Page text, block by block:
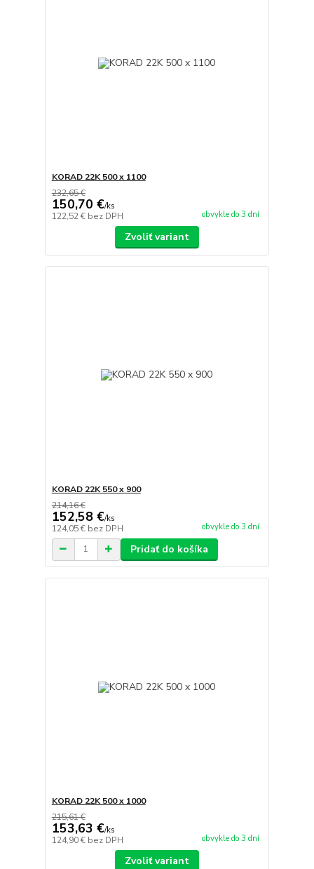
KORAD 22K 500 x 1100
232,65 €
150,70 €/ks
122,52 € bez DPH obvykle do 3 dní
Zvoliť variant
KORAD 22K 550 x 900
214,16 €
152,58 €/ks
124,05 € bez DPH obvykle do 3 dní
Pridať do košíka
KORAD 22K 500 x 1000
215,61 €
153,63 €/ks
124,90 € bez DPH obvykle do 3 dní
Zvoliť variant